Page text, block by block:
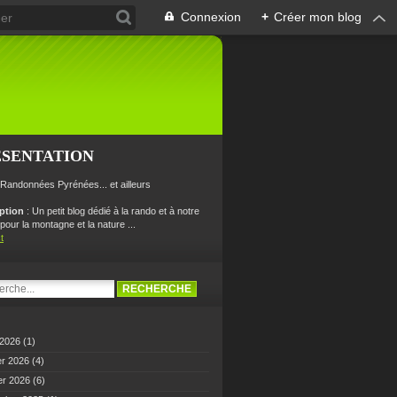
Connexion + Créer mon blog
Pyrénées... et ailleurs
: Un petit blog dédié à la rando et à notre
la montagne et la nature ...
(1)
2026 (4)
2026 (6)